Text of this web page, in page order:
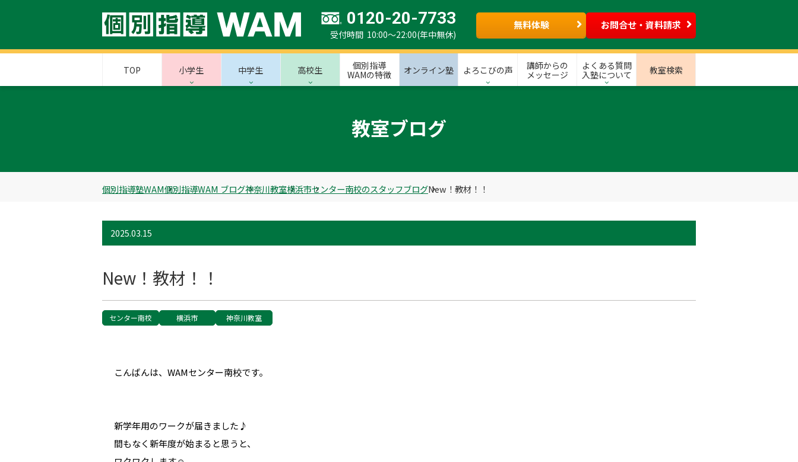
0120-20-7733
受付時間 10:00～22:00(年中無休)
無料体験 お問合せ・資料請求
TOP 小学生 中学生 高校生
個別指導
WAMの特徴
オンライン塾 よろこびの声
講師からの
メッセージ
よくある質問
入塾について
教室検索
教室ブログ
個別指導塾WAM個別指導WAM ブログ神奈川教室横浜市センター南校のスタッフブログNew！教材！！
2025.03.15
New！教材！！
センター南校 横浜市 神奈川教室
こんばんは、WAMセンター南校です。
新学年用のワークが届きました♪
間もなく新年度が始まると思うと、